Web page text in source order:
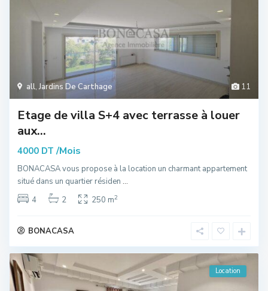
11
all,Jardins De Carthage
Etage de villa S+4 avec terrasse à louer
aux...
4000 DT /Mois
BONACASA vous propose à la location un charmant appartement
situé dans un quartier résiden ...
4
2 250 m2
BONACASA
Location